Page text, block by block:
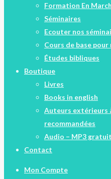
Formation En
Séminaires
Ecouter nos
Cours de base
Études bibliques
Boutique
Livres
Books in english
Auteurs extérieurs
recommandées
Audio – MP3
Contact
Mon Compte